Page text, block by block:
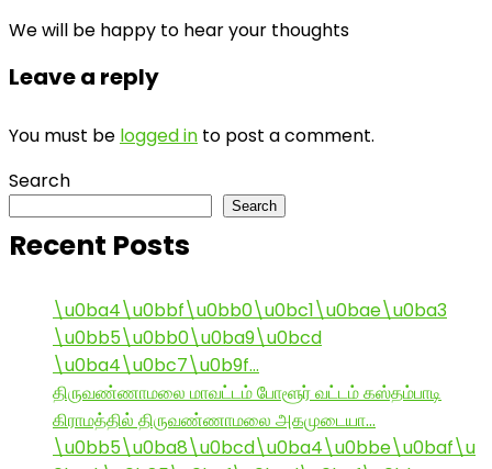
We will be happy to hear your thoughts
Leave a reply
You must be logged in to post a comment.
Search
Search
Recent Posts
\u0ba4\u0bbf\u0bb0\u0bc1\u0bae\u0ba3
\u0bb5\u0bb0\u0ba9\u0bcd
\u0ba4\u0bc7\u0b9f…
திருவண்ணாமலை மாவட்டம் போளூர் வட்டம் கஸ்தம்பாடி
கிராமத்தில் திருவண்ணாமலை அகமுடையா…
\u0bb5\u0ba8\u0bcd\u0ba4\u0bbe\u0baf\u